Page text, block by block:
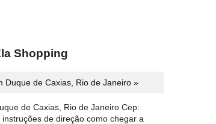
Shopping
de Caxias, Rio de Janeiro »
de Caxias, Rio de Janeiro Cep:
de direção como chegar a